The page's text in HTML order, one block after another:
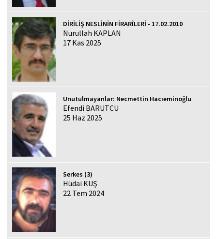
DİRİLİŞ NESLİNİN FİRARÎLERİ - 17.02.2010
Nurullah KAPLAN
17 Kas 2025
Unutulmayanlar: Necmettin Hacıeminoğlu
Efendi BARUTCU
25 Haz 2025
Serkes (3)
Hüdai KUŞ
22 Tem 2024